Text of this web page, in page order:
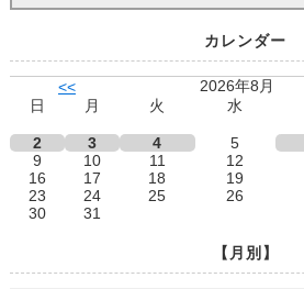
カレンダー
<<
2026年8月
日
月 火 水
2
3 4 5
9
10 11 12
16
17 18 19
23
24 25 26
30
31
【月別】